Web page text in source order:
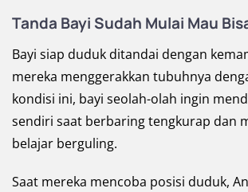
Tanda Bayi Sudah Mulai Mau
Bayi siap duduk ditandai dengan
mereka menggerakkan tubuhnya
kondisi ini, bayi seolah-olah ingin
sendiri saat berbaring tengkurap dan
belajar berguling.
Saat mereka mencoba posisi duduk,